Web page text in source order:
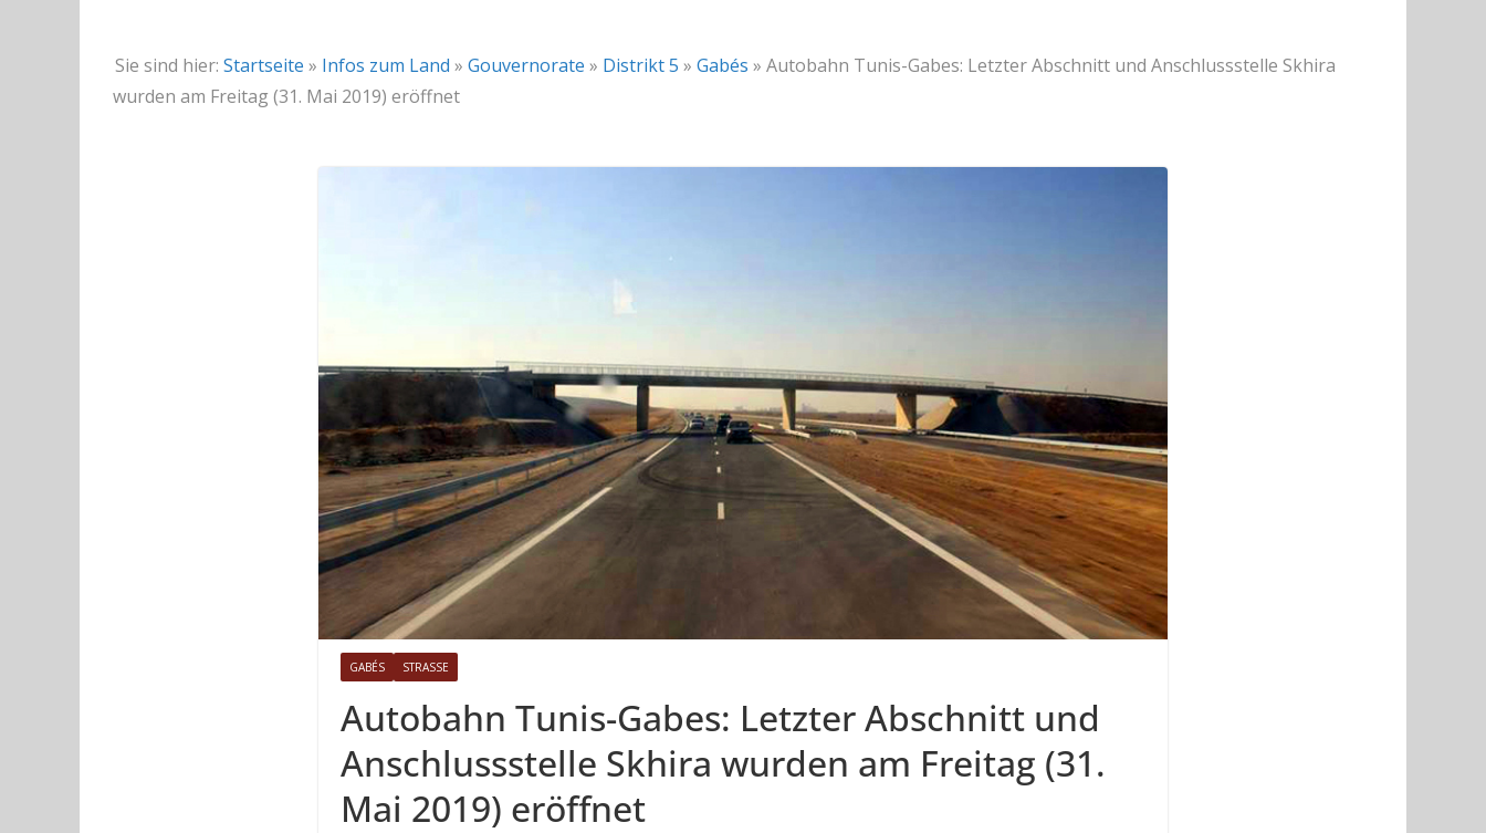
Sie sind hier: Startseite » Infos zum Land » Gouvernorate » Distrikt 5 » Gabés » Autobahn Tunis-Gabes: Letzter Abschnitt und Anschlussstelle Skhira
wurden am Freitag (31. Mai 2019) eröffnet
GABÉS STRASSE
Autobahn Tunis-Gabes: Letzter Abschnitt und
Anschlussstelle Skhira wurden am Freitag (31.
Mai 2019) eröffnet